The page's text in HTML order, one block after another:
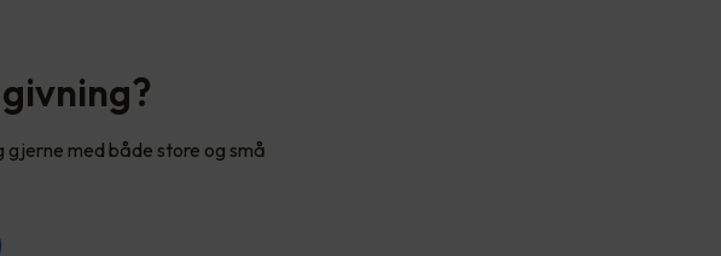
gjerne med både store og små